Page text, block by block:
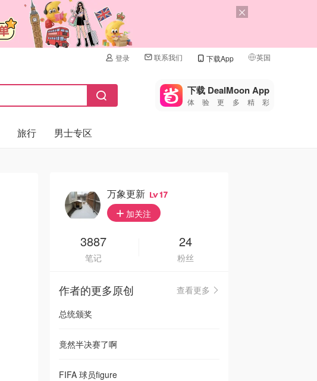
登录 联系我们 下载App 英国
🇺🇸
🇨🇳 中国
🇦🇺
🇳🇿新西兰
下载 DealMoon App
体验更多精彩
旅行 男士专区
万象更新 17
加关注
3887
笔记
24
粉丝
作者的更多原创
查看更多
总统颁奖
竟然半决赛了啊
FIFA 球员figure